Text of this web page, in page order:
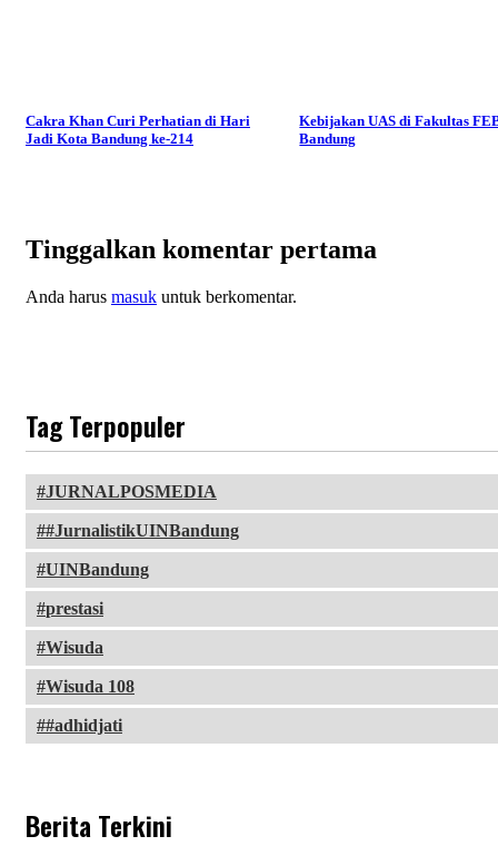
Cakra Khan Curi Perhatian di Hari
Jadi Kota Bandung ke-214
Kebijakan UAS di Fakultas
Bandung
Tinggalkan komentar pertama
Anda harus masuk untuk berkomentar.
Tag Terpopuler
JURNALPOSMEDIA
#JurnalistikUINBandung
UINBandung
prestasi
Wisuda
Wisuda 108
#adhidjati
Berita Terkini